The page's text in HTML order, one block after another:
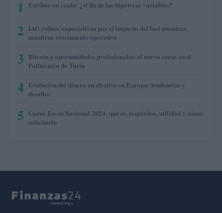
1 Euríbor en caída: ¿el fin de las hipotecas variables?
2 IAG reduce expectativas por el impacto del fuel mientras
mantiene crecimiento operativo
3 Bitcoin y oportunidades profesionales: el nuevo curso en el
Politécnico de Turín
4 Evolución del dinero en efectivo en Europa: tendencias y
desafíos
5 Carné Joven Nacional 2024: qué es, requisitos, utilidad y cómo
solicitarlo